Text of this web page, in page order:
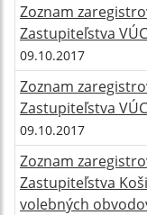
Zoznam
Zastupiteľstva VÚC
09.10.2017
Zoznam
Zastupiteľstva VÚC
09.10.2017
Zoznam
Zastupiteľstva
volebných